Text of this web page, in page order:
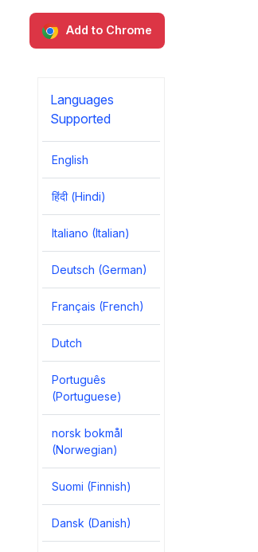
Add to Chrome
Languages
Supported
English
हिंदी (Hindi)
Italiano (Italian)
Deutsch (German)
Français (French)
Dutch
Português
(Portuguese)
norsk bokmål
(Norwegian)
Suomi (Finnish)
Dansk (Danish)